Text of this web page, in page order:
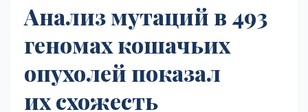
Анализ мутаций в 493
геномах кошачьих
опухолей показал
их схожесть